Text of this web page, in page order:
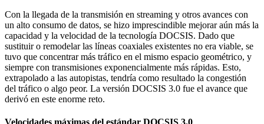
Con la llegada de la transmisión en streaming y otros avances con
un alto consumo de datos, se hizo imprescindible mejorar aún más la
capacidad y la velocidad de la tecnología DOCSIS. Dado que
sustituir o remodelar las líneas coaxiales existentes no era viable, se
tuvo que concentrar más tráfico en el mismo espacio geométrico, y
siempre con transmisiones exponencialmente más rápidas. Esto,
extrapolado a las autopistas, tendría como resultado la congestión
del tráfico o algo peor. La versión DOCSIS 3.0 fue el avance que
derivó en este enorme reto.
Velocidades máximas del estándar DOCSIS 3.0